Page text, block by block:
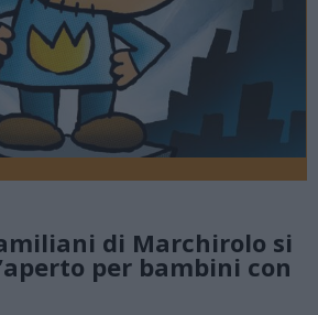
di Marchirolo si
per bambini con